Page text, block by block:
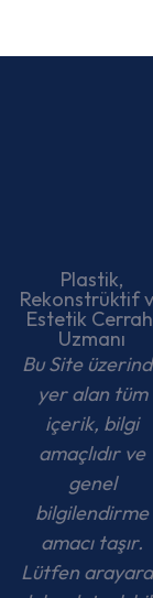
Plastik,
Rekonstrüktif
Estetik
Uzmanı
Bu Site
yer alan tüm
içerik, bilgi
amaçlıdır ve
genel
bilgilendirme
amacı taşır.
Lütfen